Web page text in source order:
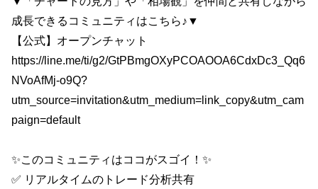
成長できるコミュニティはこちら♪▼
【公式】オープンチャット
https://line.me/ti/g2/GtPBmgOXyPCOAOOA6CdxDc3_Qq6
NVoAfMj-o9Q?
utm_source=invitation&utm_medium=link_copy&utm_cam
paign=default
✨このコミュニティはココがスゴイ！✨
✅ リアルタイムのトレード分析共有